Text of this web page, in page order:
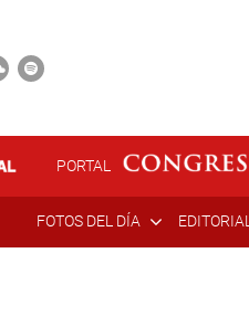
PORTAL
FOTOS DEL DÍA EDITORIAL